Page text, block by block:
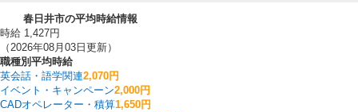
春日井市の平均時給情報
時給 1,427円
（2026年08月03日更新）
職種別平均時給
英会話・語学関連2,070円
イベント・キャンペーン2,000円
CADオペレーター・積算1,650円